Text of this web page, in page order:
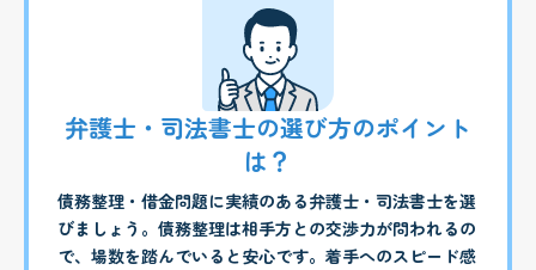
弁護士・司法書士の選び方のポイント
は？
債務整理・借金問題に実績のある弁護士・司法書士を選
びましょう。債務整理は相手方との交渉力が問われるの
で、場数を踏んでいると安心です。着手へのスピード感